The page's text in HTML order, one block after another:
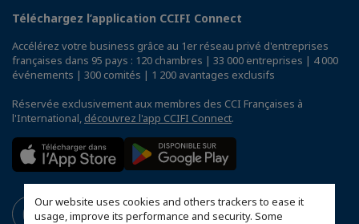
Our website uses cookies and others trackers to ease it
usage, improve its performance and security. Some
Téléchargez l’application CCIFI Connect
Accélérez votre business grâce au 1er réseau privé d'entreprises
françaises dans 95 pays : 120 chambres | 33 000 entreprises | 4 000
événements | 300 comités | 1 200 avantages exclusifs
Réservée exclusivement aux membres des CCI Françaises à
l'International, découvrez l'app CCIFI Connect.